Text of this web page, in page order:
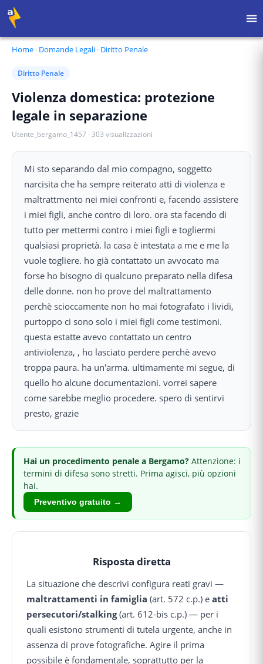
Home · Domande Legali · Diritto Penale
Diritto Penale
Violenza domestica: protezione
legale in separazione
Utente_bergamo_1457 · 303 visualizzazioni
Mi sto separando dal mio compagno, soggetto
narcisita che ha sempre reiterato atti di violenza e
maltrattmento nei miei confronti e, facendo assistere
i miei figli, anche contro di loro. ora sta facendo di
tutto per mettermi contro i miei figli e togliermi
qualsiasi proprietà. la casa è intestata a me e me la
vuole togliere. ho già contattato un avvocato ma
forse ho bisogno di qualcuno preparato nella difesa
delle donne. non ho prove del maltrattamento
perchè scioccamente non ho mai fotografato i lividi,
purtoppo ci sono solo i miei figli come testimoni.
questa estatte avevo contattato un centro
antiviolenza, , ho lasciato perdere perchè avevo
troppa paura. ha un'arma. ultimamente mi segue, di
quello ho alcune documentazioni. vorrei sapere
come sarebbe meglio procedere. spero di sentirvi
presto, grazie
Hai un procedimento penale a Bergamo? Attenzione: i
termini di difesa sono stretti. Prima agisci, più opzioni
hai.
Preventivo gratuito →
Risposta diretta
La situazione che descrivi configura reati gravi —
maltrattamenti in famiglia (art. 572 c.p.) e atti
persecutori/stalking(art. 612-bis c.p.) — per i
quali esistono strumenti di tutela urgente, anche in
assenza di prove fotografiche. Agire il prima
possibile è fondamentale, soprattutto per la